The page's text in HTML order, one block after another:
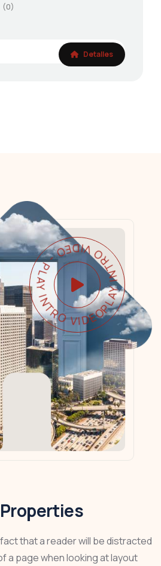
(0)
Detalles
PLAY INTRO VIDEO - PLAY INTRO VIDEO -
that a reader will be distracted
a page when looking at layout